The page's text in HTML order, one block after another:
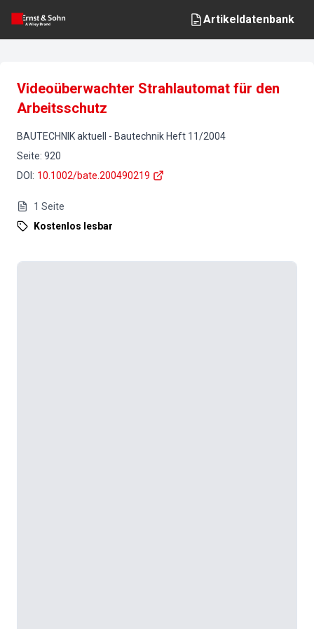
Artikeldatenbank
Videoüberwachter Strahlautomat für den
Arbeitsschutz
BAUTECHNIK aktuell - Bautechnik Heft 11/2004
Seite: 920
DOI : 10.1002/bate.200490219
1 Seite
Kostenlos lesbar